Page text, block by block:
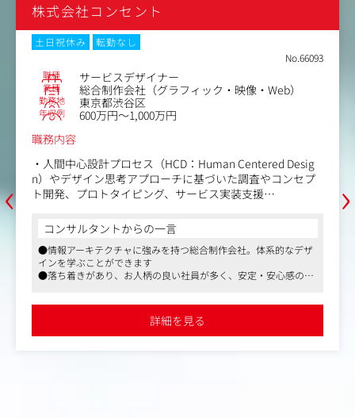
‹
株式会社コンセント
土日祝休み
転勤なし
No.66093
職種 サービスデザイナー
業種 総合制作会社（グラフィック・映像・Web）
勤務地 東京都渋谷区
年収例
600万円～1,000万円
職務内容
・人間中心設計プロセス（HCD：Human Centered Desig
n）やデザイン思考アプローチに基づいた調査やコンセプ
ト開発、プロトタイピング、サービス実装支援
ァシリテーション
・組織のサービス提供プロセス改善のためのガバナンスや
マインドセット開発
・アプリやWebサービスの企画から実装までのディレクシ
ョン
コンサルタントからの一言
●情報アーキテクチャに強みを持つ総合制作会社。体系的なデザ
インを学ぶことができます
●落ち着きがあり、お人柄の良い社員が多く、安定・安心感のあ
詳細を見る
›